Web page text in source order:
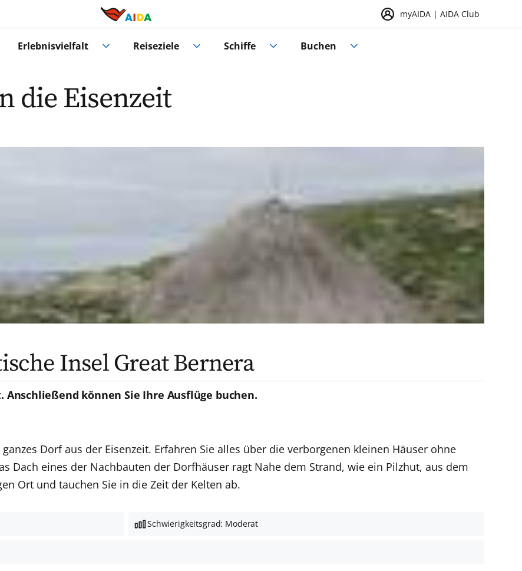
myAIDA | AIDA Club
Erlebnisvielfalt Reiseziele Schiffe Buchen
die Eisenzeit
Insel Great Bernera
können Sie Ihre Ausflüge buchen.
Dorf aus der Eisenzeit. Erfahren Sie alles über die verborgenen kleinen Häuser ohne
Dach eines der Nachbauten der Dorfhäuser ragt Nahe dem Strand, wie ein Pilzhut, aus dem
Ort und tauchen Sie in die Zeit der Kelten ab.
Schwierigkeitsgrad: Moderat